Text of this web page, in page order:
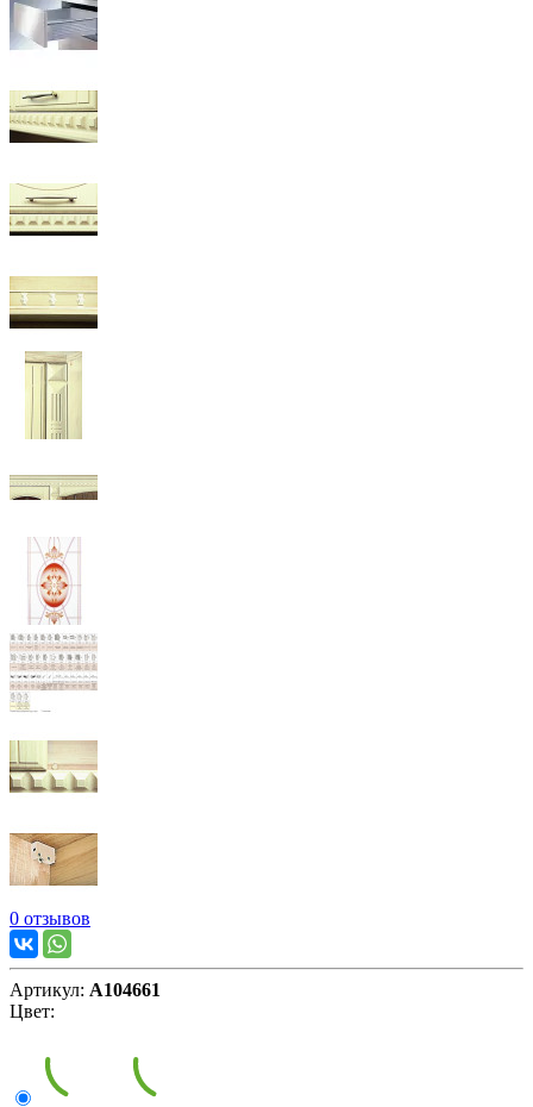
0 отзывов
Артикул: А104661
Цвет: